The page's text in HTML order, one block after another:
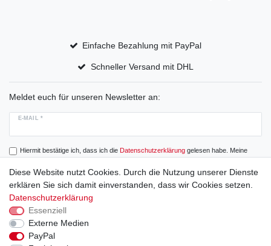
Einfache Bezahlung mit PayPal
Schneller Versand mit DHL
Meldet euch für unseren Newsletter an:
E-MAIL *
Hiermit bestätige ich, dass ich die Daten­schutz­erklärunggelesen habe. Meine
Einwilligung kann ich jederzeit widerrufen.
Abonnieren
Widerrufs­recht
Diese Website nutzt Cookies. Durch die Nutzung unserer Dienste
erklären Sie sich damit einverstanden, dass wir Cookies setzen.
Datenschutzerklärung
Essenziell
Externe Medien
PayPal